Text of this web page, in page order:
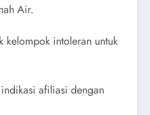
Air.
kelompok intoleran untuk
afiliasi dengan